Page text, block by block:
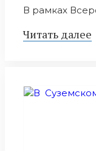
В рамках
Читать далее